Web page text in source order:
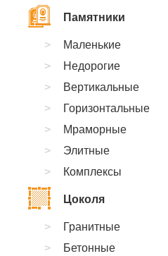
Памятники
Маленькие
Недорогие
Вертикальные
Горизонтальные
Мраморные
Элитные
Комплексы
Цоколя
Гранитные
Бетонные